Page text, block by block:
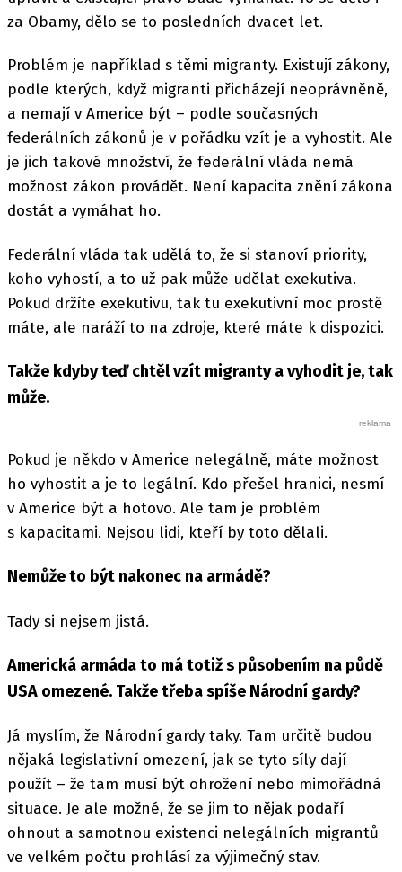
za Obamy, dělo se to posledních dvacet let.
Problém je například s těmi migranty. Existují zákony,
podle kterých, když migranti přicházejí neoprávněně,
a nemají v Americe být – podle současných
federálních zákonů je v pořádku vzít je a vyhostit. Ale
je jich takové množství, že federální vláda nemá
možnost zákon provádět. Není kapacita znění zákona
dostát a vymáhat ho.
Federální vláda tak udělá to, že si stanoví priority,
koho vyhostí, a to už pak může udělat exekutiva.
Pokud držíte exekutivu, tak tu exekutivní moc prostě
máte, ale naráží to na zdroje, které máte k dispozici.
Takže kdyby teď chtěl vzít migranty a vyhodit je, tak
může.
Pokud je někdo v Americe nelegálně, máte možnost
ho vyhostit a je to legální. Kdo přešel hranici, nesmí
v Americe být a hotovo. Ale tam je problém
s kapacitami. Nejsou lidi, kteří by toto dělali.
Nemůže to být nakonec na armádě?
Tady si nejsem jistá.
Americká armáda to má totiž s působením na půdě
USA omezené. Takže třeba spíše Národní gardy?
Já myslím, že Národní gardy taky. Tam určitě budou
nějaká legislativní omezení, jak se tyto síly dají
použít – že tam musí být ohrožení nebo mimořádná
situace. Je ale možné, že se jim to nějak podaří
ohnout a samotnou existenci nelegálních migrantů
ve velkém počtu prohlásí za výjimečný stav.